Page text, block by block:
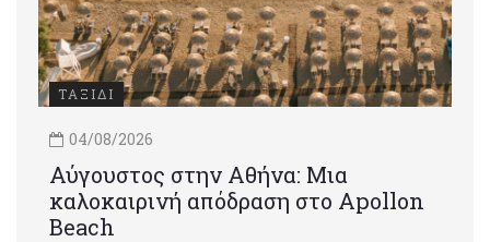
ΤΑΞΙΔΙ
04/08/2026
Αύγουστος στην Αθήνα: Μια
καλοκαιρινή απόδραση στο Apollon
Beach